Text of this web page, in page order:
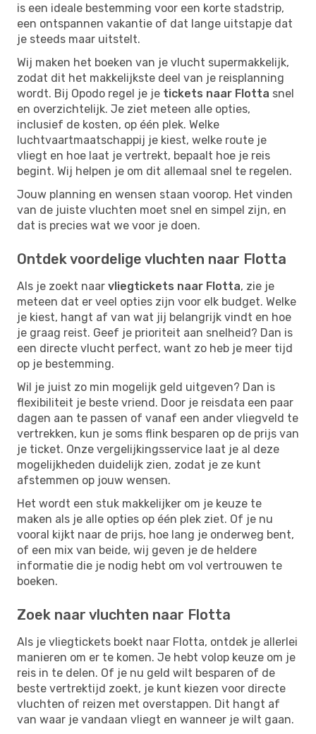
is een ideale bestemming voor een korte stadstrip,
een ontspannen vakantie of dat lange uitstapje dat
je steeds maar uitstelt.
Wij maken het boeken van je vlucht supermakkelijk,
zodat dit het makkelijkste deel van je reisplanning
wordt. Bij Opodo regel je je tickets naar Flotta snel
en overzichtelijk. Je ziet meteen alle opties,
inclusief de kosten, op één plek. Welke
luchtvaartmaatschappij je kiest, welke route je
vliegt en hoe laat je vertrekt, bepaalt hoe je reis
begint. Wij helpen je om dit allemaal snel te regelen.
Jouw planning en wensen staan voorop. Het vinden
van de juiste vluchten moet snel en simpel zijn, en
dat is precies wat we voor je doen.
Ontdek voordelige vluchten naar Flotta
Als je zoekt naar vliegtickets naar Flotta, zie je
meteen dat er veel opties zijn voor elk budget. Welke
je kiest, hangt af van wat jij belangrijk vindt en hoe
je graag reist. Geef je prioriteit aan snelheid? Dan is
een directe vlucht perfect, want zo heb je meer tijd
op je bestemming.
Wil je juist zo min mogelijk geld uitgeven? Dan is
flexibiliteit je beste vriend. Door je reisdata een paar
dagen aan te passen of vanaf een ander vliegveld te
vertrekken, kun je soms flink besparen op de prijs van
je ticket. Onze vergelijkingsservice laat je al deze
mogelijkheden duidelijk zien, zodat je ze kunt
afstemmen op jouw wensen.
Het wordt een stuk makkelijker om je keuze te
maken als je alle opties op één plek ziet. Of je nu
vooral kijkt naar de prijs, hoe lang je onderweg bent,
of een mix van beide, wij geven je de heldere
informatie die je nodig hebt om vol vertrouwen te
boeken.
Zoek naar vluchten naar Flotta
Als je vliegtickets boekt naar Flotta, ontdek je allerlei
manieren om er te komen. Je hebt volop keuze om je
reis in te delen. Of je nu geld wilt besparen of de
beste vertrektijd zoekt, je kunt kiezen voor directe
vluchten of reizen met overstappen. Dit hangt af
van waar je vandaan vliegt en wanneer je wilt gaan.